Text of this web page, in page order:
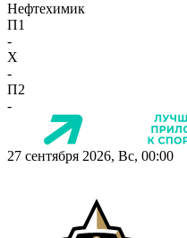
Нефтехимик
П1
-
X
-
П2
-
27 сентября 2026, Вс, 00:00